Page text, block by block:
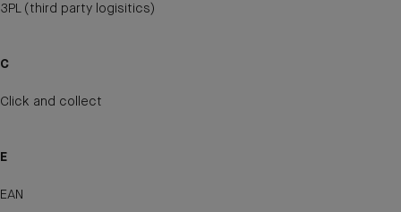
3PL (third party logisitics)
C
Click and collect
E
EAN